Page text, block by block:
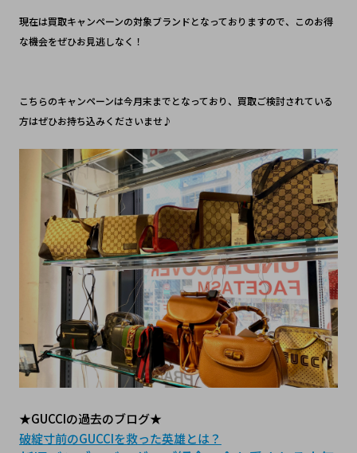
現在は買取キャンペーンの対象ブランドとなっておりますので、このお得
な機会をぜひお見逃しなく！
こちらのキャンペーンは今月末までとなっており、買取ご検討されている
方はぜひお持ち込みくださいませ♪
★GUCCIの過去のブログ★
破綻寸前のGUCCIを救った英雄とは？